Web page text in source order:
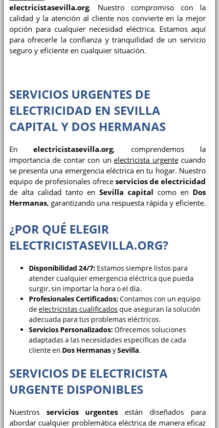
electricistasevilla.org. Nuestro compromiso con la
calidad y la atención al cliente nos convierte en la mejor
opción para cualquier necesidad eléctrica. Estamos aquí
para ofrecerle la confianza y tranquilidad de un servicio
seguro y eficiente en cualquier situación.
SERVICIOS URGENTES DE
ELECTRICIDAD EN SEVILLA
CAPITAL Y DOS HERMANAS
Enelectricistasevilla.org, comprendemos la
importancia de contar con unelectricista urgentecuando
se presenta una emergencia eléctrica en tu hogar. Nuestro
equipo de profesionales ofrece servicios de electricidad
de alta calidad tanto en Sevilla capital como en Dos
Hermanas, garantizando una respuesta rápida y eficiente.
¿POR QUÉ ELEGIR
ELECTRICISTASEVILLA.ORG?
Disponibilidad 24/7:Estamos siempre listos para
atender cualquier emergencia eléctrica que pueda
surgir, sin importar la hora o el día.
Profesionales Certificados:Contamos con un equipo
deelectricistas cualificados que aseguran la solución
adecuada para tus problemas eléctricos.
Servicios Personalizados:Ofrecemos soluciones
adaptadas a las necesidades específicas de cada
cliente en Dos HermanasySevilla.
SERVICIOS DE ELECTRICISTA
URGENTE DISPONIBLES
Nuestros servicios urgentes están diseñados para
abordar cualquier problemática eléctrica de manera eficaz